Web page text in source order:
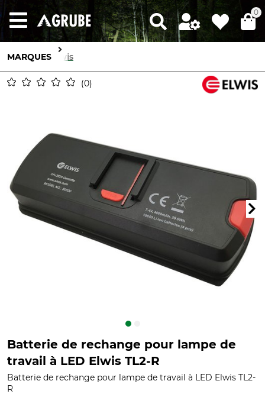
0
MARQUES Elwis
0
Batterie de rechange pour lampe de
travail à LED Elwis TL2-R
Batterie de rechange pour lampe de travail à LED Elwis TL2-
R